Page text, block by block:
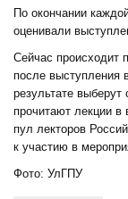
По окончании
оценивали
Сейчас происходит
после выступления
результате
прочитают лекции
пул лекторов
к участию в
Фото: УлГПУ